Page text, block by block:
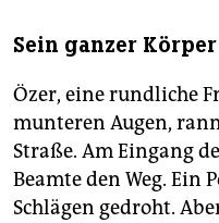
Sein ganzer
Özer, eine rundliche
munteren Augen,
Straße. Am Eingang
Beamte den Weg. Ein
Schlägen gedroht.